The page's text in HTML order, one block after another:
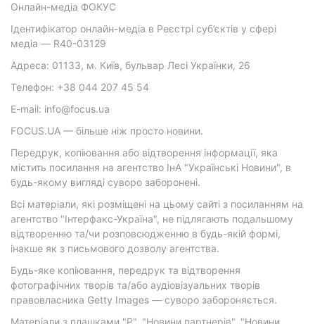
Онлайн-медіа ФОКУС
Ідентифікатор онлайн-медіа в Реєстрі суб’єктів у сфері
медіа — R40-03129
Адреса: 01133, м. Київ, бульвар Лесі Українки, 26
Телефон: +38 044 207 45 54
E-mail: info@focus.ua
FOCUS.UA — більше ніж просто новини.
Передрук, копіювання або відтворення інформації, яка
містить посилання на агентство ІнА "Українські Новини", в
будь-якому вигляді суворо заборонені.
Всі матеріали, які розміщені на цьому сайті з посиланням на
агентство "Інтерфакс-Україна", не підлягають подальшому
відтворенню та/чи розповсюдженню в будь-якій формі,
інакше як з письмового дозволу агентства.
Будь-яке копіювання, передрук та відтворення
фотографічних творів та/або аудіовізуальних творів
правовласника Getty Images — суворо забороняється.
Матеріали з плашками "Р", "Новини партнерів", "Новини